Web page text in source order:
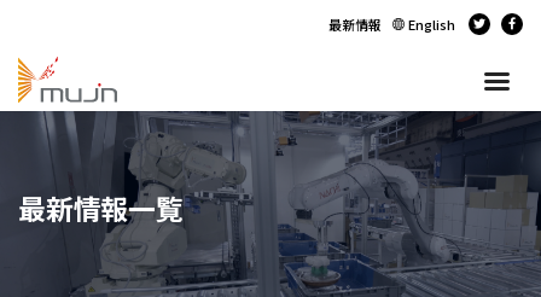
最新情報 English
最新情報一覧